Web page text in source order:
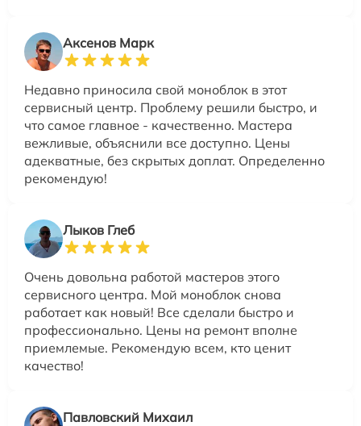
Аксенов Марк
Недавно приносила свой моноблок в этот
сервисный центр. Проблему решили быстро, и
что самое главное - качественно. Мастера
вежливые, объяснили все доступно. Цены
адекватные, без скрытых доплат. Определенно
рекомендую!
Лыков Глеб
Очень довольна работой мастеров этого
сервисного центра. Мой моноблок снова
работает как новый! Все сделали быстро и
профессионально. Цены на ремонт вполне
приемлемые. Рекомендую всем, кто ценит
качество!
Павловский Михаил